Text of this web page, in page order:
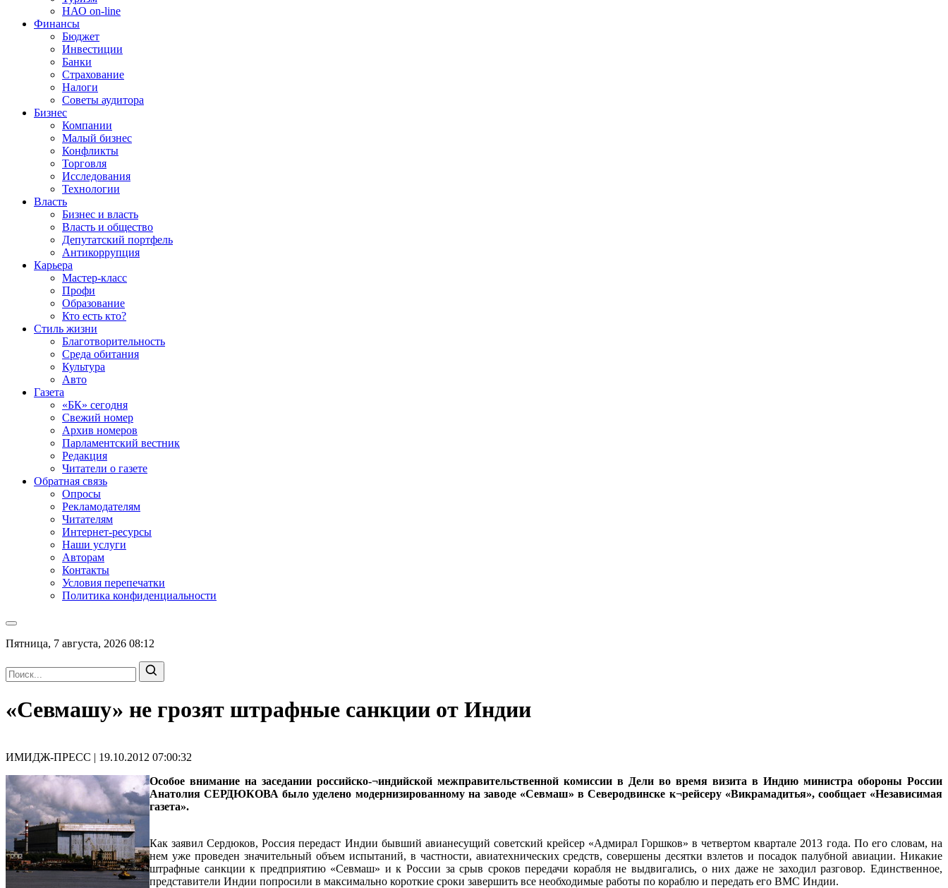
НАО on-line
Финансы
Бюджет
Инвестиции
Банки
Страхование
Налоги
Советы аудитора
Бизнес
Компании
Малый бизнес
Конфликты
Торговля
Исследования
Технологии
Власть
Бизнес и власть
Власть и общество
Депутатский портфель
Антикоррупция
Карьера
Мастер-класс
Профи
Образование
Кто есть кто?
Стиль жизни
Благотворительность
Среда обитания
Культура
Авто
Газета
«БК» сегодня
Свежий номер
Архив номеров
Парламентский вестник
Редакция
Читатели о газете
Обратная связь
Опросы
Рекламодателям
Читателям
Интернет-ресурсы
Наши услуги
Авторам
Контакты
Условия перепечатки
Политика конфиденциальности
Пятница, 7 августа, 2026 08:12
«Севмашу» не грозят штрафные санкции от Индии
ИМИДЖ-ПРЕСС | 19.10.2012 07:00:32
Особое внимание на заседании российско-¬индийской межправительственной комиссии в Дели во время визита в Индию министра обороны России
Анатолия СЕРДЮКОВА было уделено модернизированному на заводе «Севмаш» в Северодвинске к¬рейсеру «Викрамадитья», сообщает «Независимая
газета».
Как заявил Сердюков, Россия передаст Индии бывший авианесущий советский крейсер «Адмирал Горшков» в четвертом квартале 2013 года. По его словам, на
нем уже проведен значительный объем испытаний, в частности, авиатехнических средств, совершены десятки взлетов и посадок палубной авиации. Никакие
штрафные санкции к предприятию «Севмаш» и к России за срыв сроков передачи корабля не выдвигались, о них даже не заходил разговор. Единственное,
представители Индии попросили в максимально короткие сроки завершить все необходимые работы по кораблю и передать его ВМС Индии.